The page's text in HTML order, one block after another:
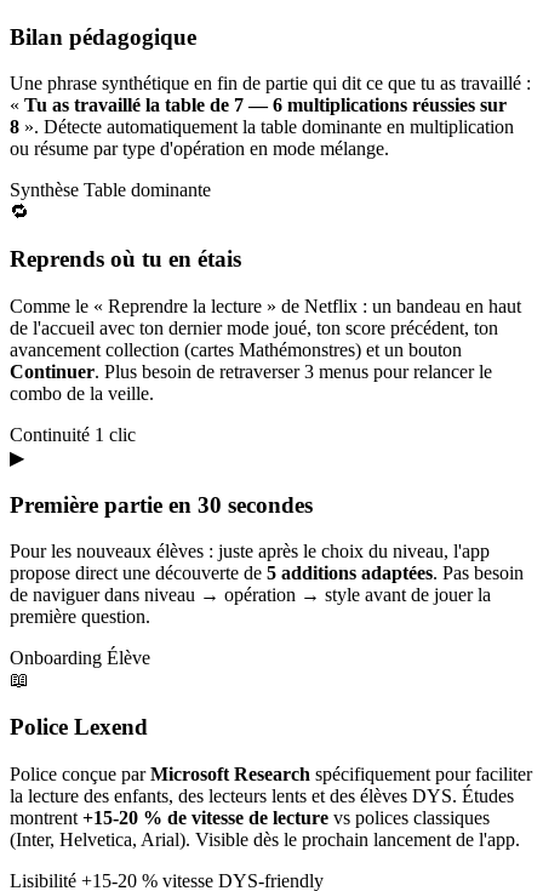
Bilan pédagogique
Une phrase synthétique en fin de partie qui dit ce que tu as travaillé :
« Tu as travaillé la table de 7 — 6 multiplications réussies sur
8 ». Détecte automatiquement la table dominante en multiplication
ou résume par type d'opération en mode mélange.
Synthèse Table dominante
🔁
Reprends où tu en étais
Comme le « Reprendre la lecture » de Netflix : un bandeau en haut
de l'accueil avec ton dernier mode joué, ton score précédent, ton
avancement collection (cartes Mathémonstres) et un bouton
Continuer. Plus besoin de retraverser 3 menus pour relancer le
combo de la veille.
Continuité 1 clic
▶
Première partie en 30 secondes
Pour les nouveaux élèves : juste après le choix du niveau, l'app
propose direct une découverte de 5 additions adaptées. Pas besoin
de naviguer dans niveau → opération → style avant de jouer la
première question.
Onboarding Élève
📖
Police Lexend
Police conçue parMicrosoft Research spécifiquement pour faciliter
la lecture des enfants, des lecteurs lents et des élèves DYS. Études
montrent +15-20 % de vitesse de lecture vs polices classiques
(Inter, Helvetica, Arial). Visible dès le prochain lancement de l'app.
Lisibilité +15-20 % vitesse DYS-friendly